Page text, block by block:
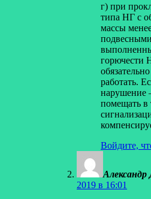
г) при
типа НГ с
массы
горючести
работать.
нарушение
помещать
Войдите,
Александр
2019 в 16:01